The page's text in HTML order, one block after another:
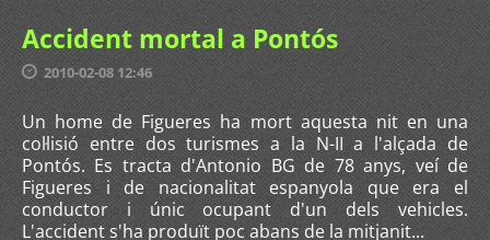
Accident mortal a Pontós
2010-02-08 12:46
Un home de Figueres ha mort aquesta nit en una
col·lisió entre dos turismes a la N-II a l'alçada de
Pontós. Es tracta d'Antonio BG de 78 anys, veí de
Figueres i de nacionalitat espanyola que era el
conductor i únic ocupant d'un dels vehicles.
L'accident s'ha produït poc abans de la mitjanit...